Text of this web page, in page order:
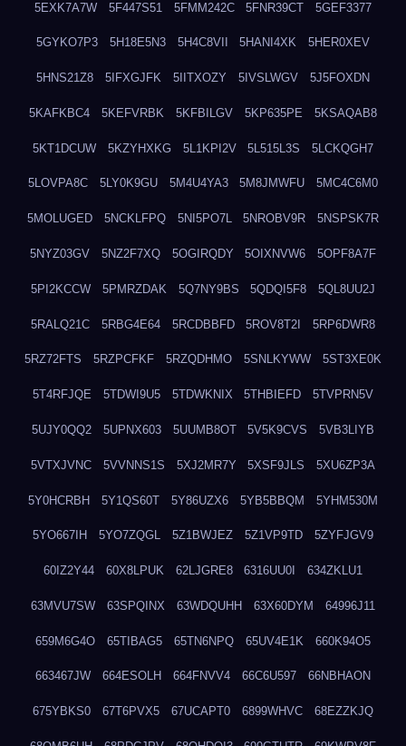
5EXK7A7W 5F447S51 5FMM242C 5FNR39CT 5GEF3377
5GYKO7P3 5H18E5N3 5H4C8VII 5HANI4XK 5HER0XEV
5HNS21Z8 5IFXGJFK 5IITXOZY 5IVSLWGV 5J5FOXDN
5KAFKBC4 5KEFVRBK 5KFBILGV 5KP635PE 5KSAQAB8
5KT1DCUW 5KZYHXKG 5L1KPI2V 5L515L3S 5LCKQGH7
5LOVPA8C 5LY0K9GU 5M4U4YA3 5M8JMWFU 5MC4C6M0
5MOLUGED 5NCKLFPQ 5NI5PO7L 5NROBV9R 5NSPSK7R
5NYZ03GV 5NZ2F7XQ 5OGIRQDY 5OIXNVW6 5OPF8A7F
5PI2KCCW 5PMRZDAK 5Q7NY9BS 5QDQI5F8 5QL8UU2J
5RALQ21C 5RBG4E64 5RCDBBFD 5ROV8T2I 5RP6DWR8
5RZ72FTS 5RZPCFKF 5RZQDHMO 5SNLKYWW 5ST3XE0K
5T4RFJQE 5TDWI9U5 5TDWKNIX 5THBIEFD 5TVPRN5V
5UJY0QQ2 5UPNX603 5UUMB8OT 5V5K9CVS 5VB3LIYB
5VTXJVNC 5VVNNS1S 5XJ2MR7Y 5XSF9JLS 5XU6ZP3A
5Y0HCRBH 5Y1QS60T 5Y86UZX6 5YB5BBQM 5YHM530M
5YO667IH 5YO7ZQGL 5Z1BWJEZ 5Z1VP9TD 5ZYFJGV9
60IZ2Y44 60X8LPUK 62LJGRE8 6316UU0I 634ZKLU1
63MVU7SW 63SPQINX 63WDQUHH 63X60DYM 64996J11
659M6G4O 65TIBAG5 65TN6NPQ 65UV4E1K 660K94O5
663467JW 664ESOLH 664FNVV4 66C6U597 66NBHAON
675YBKS0 67T6PVX5 67UCAPT0 6899WHVC 68EZZKJQ